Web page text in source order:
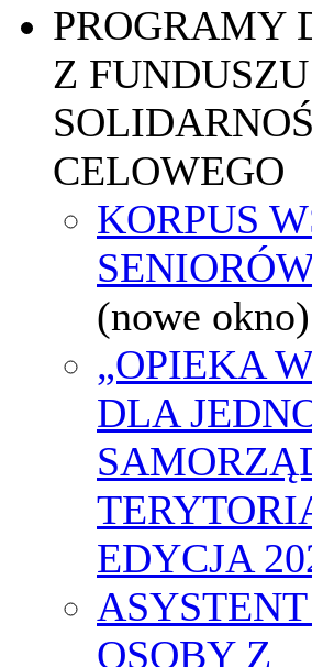
PROGRAMY
Z FUNDUSZU
CELOWEGO
KORPUS
(nowe okno)
„OPIEKA
DLA
EDYCJA
OSOBY Z